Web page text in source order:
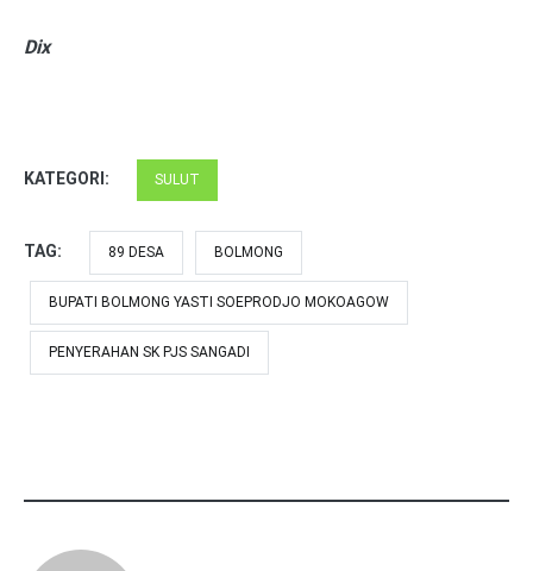
Dix
KATEGORI: SULUT
TAG: 89 DESA BOLMONG
BUPATI BOLMONG YASTI SOEPRODJO MOKOAGOW
PENYERAHAN SK PJS SANGADI